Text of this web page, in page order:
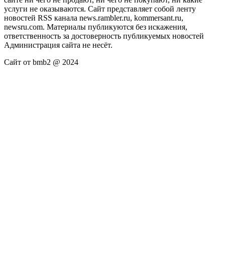
услуги не оказываются. Сайт представляет собой ленту
новостей RSS канала news.rambler.ru, kommersant.ru,
newsru.com. Материалы публикуются без искажения,
ответственность за достоверность публикуемых новостей
Администрация сайта не несёт.
Сайт от bmb2 @ 2024